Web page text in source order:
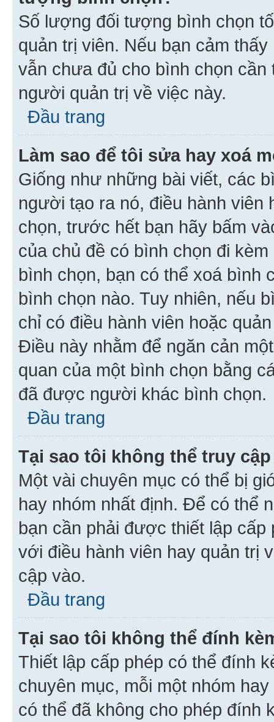
Số lượng đối tượng bình chọn
quản trị viên. Nếu bạn cảm
vẫn chưa đủ cho bình chọn
người quản trị về việc này.
Đầu trang
Làm sao để tôi sửa hay xoá
Giống như những bài viết, các
người tạo ra nó, điều hành
chọn, trước hết bạn hãy bấm
của chủ đề có bình chọn đi
bình chọn, bạn có thể xoá bình
bình chọn nào. Tuy nhiên, nếu
chỉ có điều hành viên hoặc
Điều này nhằm để ngăn cản
quan của một bình chọn bằng
đã được người khác bình chọn.
Đầu trang
Tại sao tôi không thể truy
Một vài chuyên mục có thể bị
hay nhóm nhất định. Để có thể
bạn cần phải được thiết lập
với điều hành viên hay quản trị
cập vào.
Đầu trang
Tại sao tôi không thể đính
Thiết lập cấp phép có thể đính
chuyên mục, mỗi một nhóm
có thể đã không cho phép đính